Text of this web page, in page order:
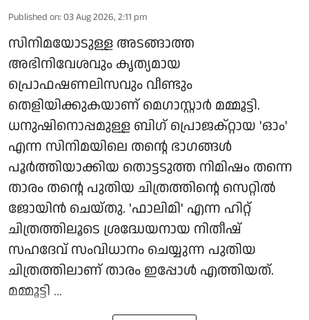
Published on: 03 Aug 2026, 2:11 pm
സിനിമയോടുള്ള അടങ്ങാത്ത
അഭിനിവേശവും കൃത്യമായ
പ്രൊഫഷണലിസവും വീണ്ടും
തെളിയിക്കുകയാണ് മെഗാസ്റ്റാർ മമ്മൂട്ടി.
ധനുഷിനൊപ്പമുള്ള ബിഗ് പ്രൊജക്റ്റായ 'ഓം'
എന്ന സിനിമയിലെ തന്റെ ഭാഗങ്ങൾ
പൂർത്തിയാക്കിയ തൊട്ടടുത്ത നിമിഷം തന്നെ
താരം തന്റെ പുതിയ ചിത്രത്തിന്റെ സെറ്റിൽ
ജോയിൻ ചെയ്തു. 'ഫാലിമി' എന്ന ഹിറ്റ്
ചിത്രത്തിലൂടെ ശ്രദ്ധേയനായ നിതീഷ്
സഹദേവ് സംവിധാനം ചെയ്യുന്ന പുതിയ
ചിത്രത്തിലാണ് താരം ഇപ്പോൾ എത്തിയത്.
മമ്മൂട്ടി ...